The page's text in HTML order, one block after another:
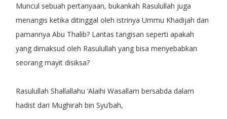
Muncul sebuah pertanyaan, bukankah Rasulullah juga
menangis ketika ditinggal oleh istrinya Ummu Khadijah dan
pamannya Abu Thalib? Lantas tangisan seperti apakah
yang dimaksud oleh Rasulullah yang bisa menyebabkan
seorang mayit disiksa?
Rasulullah Shallallahu ‘Alaihi Wasallam bersabda dalam
hadist dari Mughirah bin Syu’bah,